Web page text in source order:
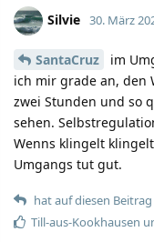
Silvie 30. März
SantaCruz
im
ich mir grade an, den
zwei Stunden und so
sehen.
Wenns klingelt
Umgangs tut gut.
hat auf diesen
Till-aus-Kookhausen